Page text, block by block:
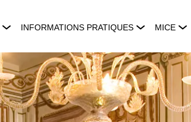
INFORMATIONS PRATIQUES MICE